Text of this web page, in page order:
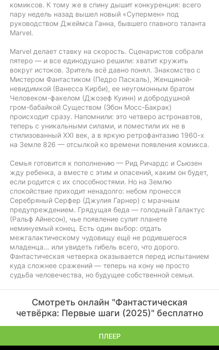
комиксов. К тому же в спину дышит конкуренция: всего
пару недель назад вышел новый «Супермен» под
руководством Джеймса Ганна, бывшего главного таланта
Marvel.
Marvel делает ставку на скорость. Сценаристов собрали
пятеро — и все единодушно решили: хватит кружить
вокруг истоков. Зритель всё давно понял. Знакомство с
Мистером Фантастиком (Педро Паскаль), Женщиной-
невидимкой (Ванесса Кирби), ее неугомонным братом
Человеком-факелом (Джозеф Куинн) и добродушной
гром-бабайкой Существом (Эбон Мосс-Бакрак)
происходит сразу. Напомнили: это четверо астронавтов,
теперь с уникальными силами, и поместили их не в
стилизованный XXI век, а в яркую ретрофантазию 1960-х
на Земле 826 — отсылкой ко времени появления комикса.
Семья готовится к пополнению — Рид Ричардс и Сьюзен
жду ребенка, а вместе с этим и опасений, каким он будет,
если родится с их способностями. Но на Землю
спокойствие приходит ненадолго: небом пронесся
Серебряный Серфер (Джулия Гарнер) с мрачным
предупреждением. Грядущая беда — голодный Галактус
(Ральф Айнесон), чье появление сулит планете
неминуемый конец. Есть один выбор: отдать
межгалактическому чудовищу ещё не родившегося
младенца… или увидеть гибель всего, что дорого.
Фантастическая четверка оказывается перед испытанием
куда сложнее сражений — теперь на кону не просто
судьба человечества, но будущее собственной семьи.
Смотреть онлайн "Фантастическая
четвёрка: Первые шаги (2025)" бесплатно
ПЛЕЕР